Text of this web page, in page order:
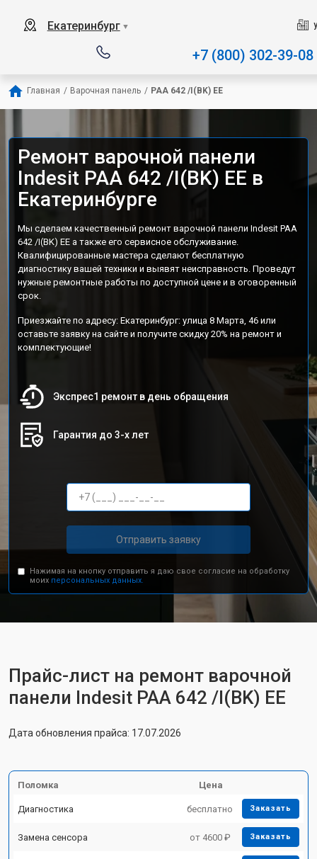
Екатеринбург ▼
+7 (800) 302-39-08
Главная / Варочная панель / PAA 642 /I(BK) EE
Ремонт варочной панели
Indesit PAA 642 /I(BK) EE в
Екатеринбурге
Мы сделаем качественный ремонт варочной панели Indesit PAA
642 /I(BK) EE а также его сервисное обслуживание.
Квалифицированные мастера сделают бесплатную
диагностику вашей техники и выявят неисправность. Проведут
нужные ремонтные работы по доступной цене и в оговоренный
срок.
Приезжайте по адресу: Екатеринбург: улица 8 Марта, 46 или
оставьте заявку на сайте и получите скидку 20% на ремонт и
комплектующие!
Экспрес1 ремонт в день обращения
Гарантия до 3-х лет
Отправить заявку
Нажимая на кнопку отправить я даю свое согласие на обработку
моих персональных данных.
Прайс-лист на ремонт варочной
панели Indesit PAA 642 /I(BK) EE
Дата обновления прайса: 17.07.2026
Поломка Цена
Диагностика бесплатно Заказать
Замена сенсора от 4600 ₽ Заказать